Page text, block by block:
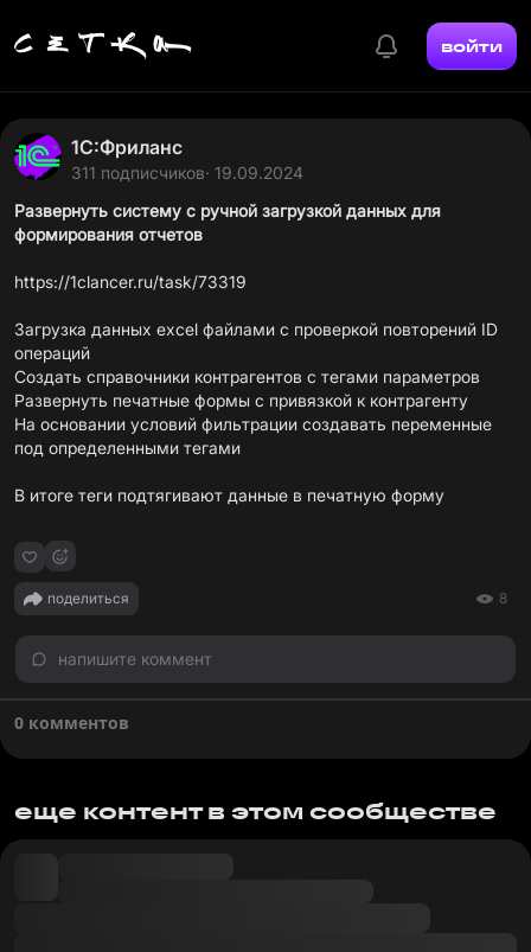
войти
1С:Фриланс
311 подписчиков· 19.09.2024
Развернуть систему с ручной загрузкой данных для
формирования отчетов
https://1clancer.ru/task/73319
Загрузка данных excel файлами с проверкой повторений ID
операций
Создать справочники контрагентов с тегами параметров
Развернуть печатные формы с привязкой к контрагенту
На основании условий фильтрации создавать переменные
под определенными тегами
В итоге теги подтягивают данные в печатную форму
поделиться 8
напишите коммент
0 комментов
еще контент в этом сообществе